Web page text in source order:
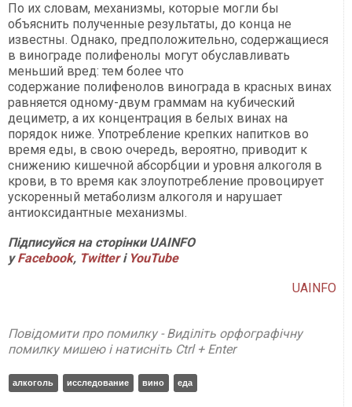
По их словам, механизмы, которые могли бы
объяснить полученные результаты, до конца не
известны. Однако, предположительно, содержащиеся
в винограде полифенолы могут обуславливать
меньший вред: тем более что
содержание полифенолов винограда в красных винах
равняется одному-двум граммам на кубический
дециметр, а их концентрация в белых винах на
порядок ниже. Употребление крепких напитков во
время еды, в свою очередь, вероятно, приводит к
снижению кишечной абсорбции и уровня алкоголя в
крови, в то время как злоупотребление провоцирует
ускоренный метаболизм алкоголя и нарушает
антиоксидантные механизмы.
Підписуйся на сторінки UAINFO
уFacebook, Twitterі YouTube
UAINFO
Повідомити про помилку - Виділіть орфографічну
помилку мишею і натисніть Ctrl + Enter
алкоголь исследование вино еда